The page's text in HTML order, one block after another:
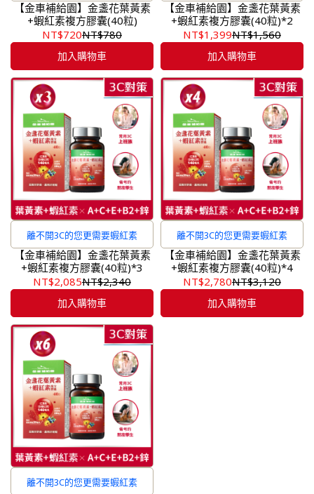
【金車補給園】金盞花葉黃素
+蝦紅素複方膠囊(40粒)
NT$720NT$780
加入購物車
【金車補給園】金盞花葉黃素
+蝦紅素複方膠囊(40粒)*2
NT$1,399NT$1,560
加入購物車
離不開3C的您更需要蝦紅素
【金車補給園】金盞花葉黃素
+蝦紅素複方膠囊(40粒)*3
NT$2,085NT$2,340
加入購物車
離不開3C的您更需要蝦紅素
【金車補給園】金盞花葉黃素
+蝦紅素複方膠囊(40粒)*4
NT$2,780NT$3,120
加入購物車
離不開3C的您更需要蝦紅素